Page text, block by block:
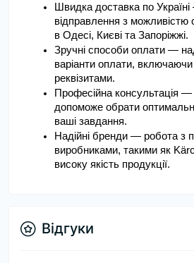
Швидка доставка по
відправлення з можливістю
в Одесі, Києві та Запоріжжі.
Зручні способи оплати —
варіанти оплати,
реквізитами.
Професійна консультація —
допоможе обрати
ваші завдання.
Надійні бренди — робота з
виробниками, такими як
високу якість продукції.
Відгуки